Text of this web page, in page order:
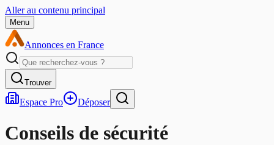
Aller au contenu principal
Menu
Annonces en France
Trouver
Espace Pro Déposer
Conseils de sécurité